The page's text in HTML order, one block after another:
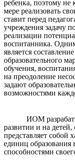
ребенка, поэтому
мере реализовать
ставит перед
учреждения задачу
реализации
воспитанника.
является
образовательного
обучения,
на преодоление
задают
возможностями
ИОМ
развитии и на
представляет собой
единиц образования
способностями